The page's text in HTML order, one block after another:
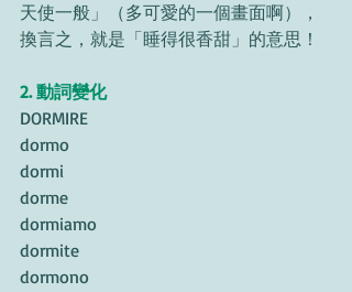
天使一般 」
（多可愛的一個畫面啊），
換言之，就是 「睡得很香甜 」 的意思！
2. 動詞變化
DORMIRE
dormo
dormi
dorme
dormiamo
dormite
dormono